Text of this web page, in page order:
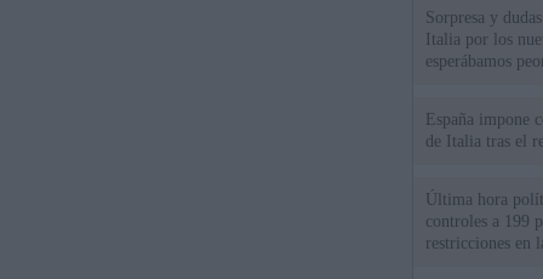
Sorpresa y
Italia por los
esperábamos
España impone
de Italia tras el
Última hora
controles a 199
restricciones en